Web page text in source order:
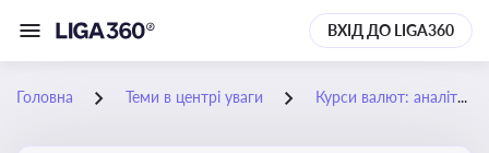
ВХІД ДО LIGA360
Головна Теми в центрі уваги Курси валют: аналітика та огляди трендів